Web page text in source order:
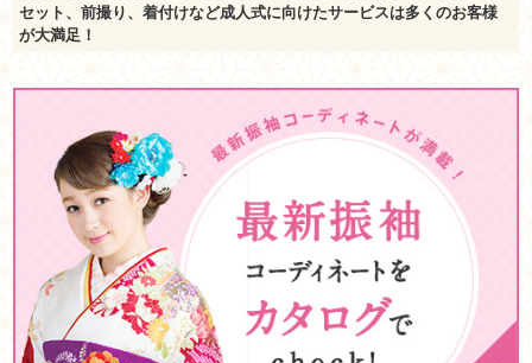
セット、前撮り、着付けなど成人式に向けたサービスは多くのお客様
が大満足！